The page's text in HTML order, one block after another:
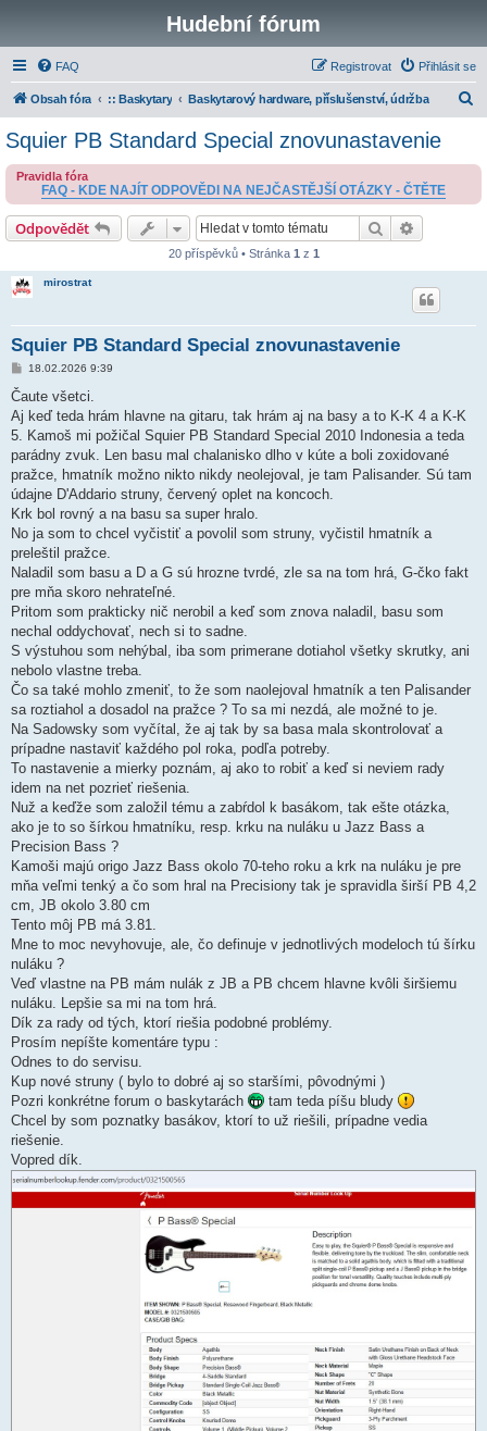
Hudební fórum
FAQ Přihlásit se
Registrovat
Obsah fóra :: Baskytary Baskytarový hardware, příslušenství, údržba
a
Squier PB Standard Special znovunastavenie
Pravidla fóra
FAQ - KDE NAJÍT ODPOVĚDI NA NEJČASTĚJŠÍ OTÁZKY - ČTĚTE
Odpovědět Hledat
20 příspěvků • Stránka 1 z 1
mirostrat
Squier PB Standard Special znovunastavenie
P
í
p
ě
e
k
18.02.2026 9:39
Čaute všetci.
Aj keď teda hrám hlavne na gitaru, tak hrám aj na basy a to K-K 4 a K-K
5. Kamoš mi požičal Squier PB Standard Special 2010 Indonesia a teda
parádny zvuk. Len basu mal chalanisko dlho v kúte a boli zoxidované
pražce, hmatník možno nikto nikdy neolejoval, je tam Palisander. Sú tam
údajne D'Addario struny, červený oplet na koncoch.
Krk bol rovný a na basu sa super hralo.
No ja som to chcel vyčistiť a povolil som struny, vyčistil hmatník a
preleštil pražce.
Naladil som basu a D a G sú hrozne tvrdé, zle sa na tom hrá, G-čko fakt
pre mňa skoro nehrateľné.
Pritom som prakticky nič nerobil a keď som znova naladil, basu som
nechal oddychovať, nech si to sadne.
S výstuhou som nehýbal, iba som primerane dotiahol všetky skrutky, ani
nebolo vlastne treba.
Čo sa také mohlo zmeniť, to že som naolejoval hmatník a ten Palisander
sa roztiahol a dosadol na pražce ? To sa mi nezdá, ale možné to je.
Na Sadowsky som vyčítal, že aj tak by sa basa mala skontrolovať a
prípadne nastaviť každého pol roka, podľa potreby.
To nastavenie a mierky poznám, aj ako to robiť a keď si neviem rady
idem na net pozrieť riešenia.
Nuž a keďže som založil tému a zabŕdol k basákom, tak ešte otázka,
ako je to so šírkou hmatníku, resp. krku na nuláku u Jazz Bass a
Precision Bass ?
Kamoši majú origo Jazz Bass okolo 70-teho roku a krk na nuláku je pre
mňa veľmi tenký a čo som hral na Precisiony tak je spravidla širší PB 4,2
cm, JB okolo 3.80 cm
Tento môj PB má 3.81.
Mne to moc nevyhovuje, ale, čo definuje v jednotlivých modeloch tú šírku
nuláku ?
Veď vlastne na PB mám nulák z JB a PB chcem hlavne kvôli širšiemu
nuláku. Lepšie sa mi na tom hrá.
Dík za rady od tých, ktorí riešia podobné problémy.
Prosím nepíšte komentáre typu :
Odnes to do servisu.
Kup nové struny ( bylo to dobré aj so staršími, pôvodnými )
Pozri konkrétne forum o baskytarách
tam teda píšu bludy
Chcel by som poznatky basákov, ktorí to už riešili, prípadne vedia
riešenie.
Vopred dík.